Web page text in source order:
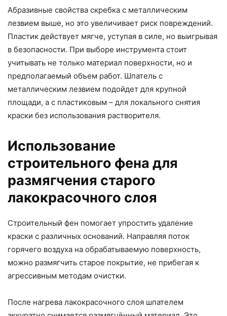
Абразивные свойства скребка с металлическим
лезвием выше, но это увеличивает риск повреждений.
Пластик действует мягче, уступая в силе, но выигрывая
в безопасности. При выборе инструмента стоит
учитывать не только материал поверхности, но и
предполагаемый объем работ. Шпатель с
металлическим лезвием подойдет для крупной
площади, а с пластиковым – для локального снятия
краски без использования растворителя.
Использование
строительного фена для
размягчения старого
лакокрасочного слоя
Строительный фен помогает упростить удаление
краски с различных оснований. Направляя поток
горячего воздуха на обрабатываемую поверхность,
можно размягчить старое покрытие, не прибегая к
агрессивным методам очистки.
После нагрева лакокрасочного слоя шпателем